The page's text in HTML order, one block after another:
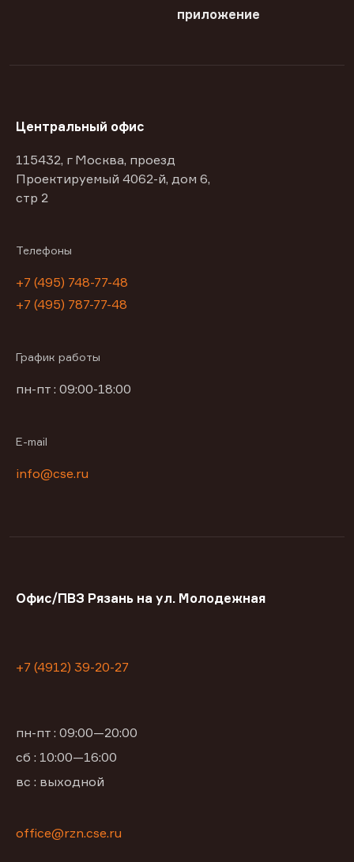
приложение
Центральный офис
115432, г Москва, проезд
Проектируемый 4062-й, дом 6,
стр 2
Телефоны
+7 (495) 748-77-48
+7 (495) 787-77-48
График работы
пн-пт : 09:00-18:00
E-mail
info@cse.ru
Офис/ПВЗ Рязань на ул. Молодежная
+7 (4912) 39-20-27
пн-пт : 09:00—20:00
сб : 10:00—16:00
вс : выходной
office@rzn.cse.ru